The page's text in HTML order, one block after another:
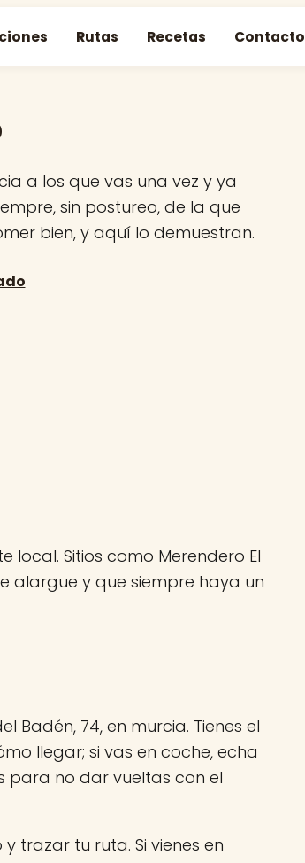
Rutas Recetas Contacto
a los que vas una vez y ya
sin postureo, de la que
bien, y aquí lo demuestran.
local. Sitios como Merendero El
alargue y que siempre haya un
Badén, 74, en murcia. Tienes el
llegar; si vas en coche, echa
para no dar vueltas con el
trazar tu ruta. Si vienes en